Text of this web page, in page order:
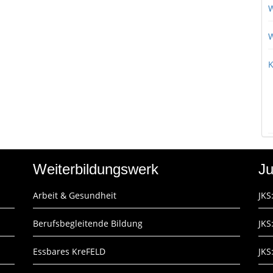
Weiterbildungswerk
Arbeit & Gesundheit
Berufsbegleitende Bildung
Essbares KreFELD